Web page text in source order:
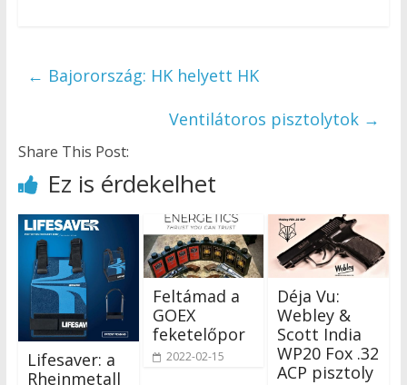
← Bajorország: HK helyett HK
Ventilátoros pisztolytok →
Share This Post:
Ez is érdekelhet
Lifesaver: a
Rheinmetall
Feltámad a
GOEX
feketelőpor
2022-02-15
Déja Vu:
Webley &
Scott India
WP20 Fox .32
ACP pisztoly